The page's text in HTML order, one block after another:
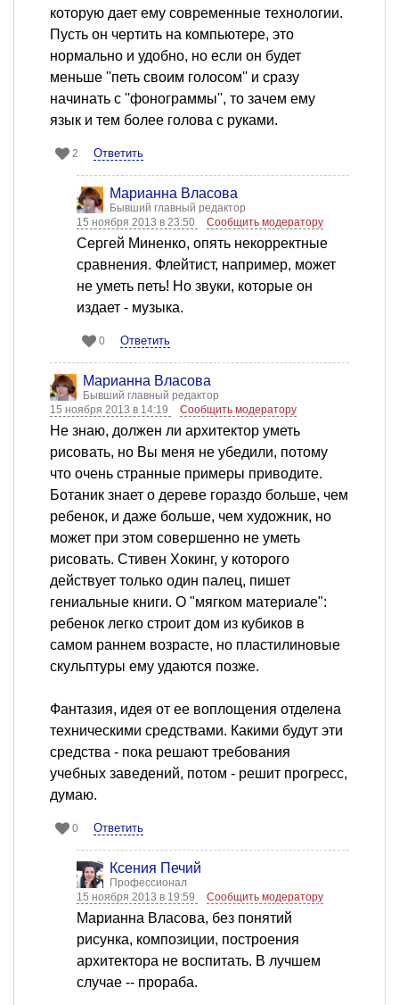
которую дает ему современные технологии.
Пусть он чертить на компьютере, это
нормально и удобно, но если он будет
меньше ''петь своим голосом'' и сразу
начинать с ''фонограммы'', то зачем ему
язык и тем более голова с руками.
2 Ответить
Марианна Власова
Бывший главный редактор
15 ноября 2013 в 23:50
Сообщить модератору
Сергей Миненко, опять некорректные
сравнения. Флейтист, например, может
не уметь петь! Но звуки, которые он
издает - музыка.
0 Ответить
Марианна Власова
Бывший главный редактор
15 ноября 2013 в 14:19
Сообщить модератору
Не знаю, должен ли архитектор уметь
рисовать, но Вы меня не убедили, потому
что очень странные примеры приводите.
Ботаник знает о дереве гораздо больше, чем
ребенок, и даже больше, чем художник, но
может при этом совершенно не уметь
рисовать. Стивен Хокинг, у которого
действует только один палец, пишет
гениальные книги. О "мягком материале":
ребенок легко строит дом из кубиков в
самом раннем возрасте, но пластилиновые
скульптуры ему удаются позже.
Фантазия, идея от ее воплощения отделена
техническими средствами. Какими будут эти
средства - пока решают требования
учебных заведений, потом - решит прогресс,
думаю.
0 Ответить
Ксения Печий
Профессионал
15 ноября 2013 в 19:59
Сообщить модератору
Марианна Власова, без понятий
рисунка, композиции, построения
архитектора не воспитать. В лучшем
случае -- прораба.